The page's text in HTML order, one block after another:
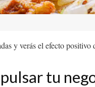
y verás el efecto
tu